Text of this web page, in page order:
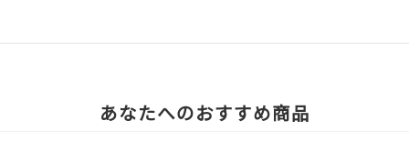
あなたへのおすすめ商品